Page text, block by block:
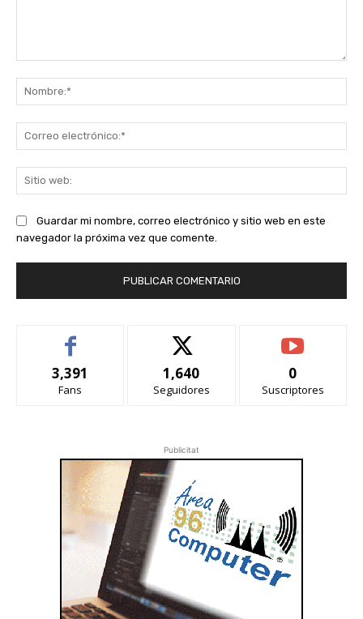
Guardar mi nombre, correo electrónico y sitio web en este
navegador la próxima vez que comente.
3,391
Fans
1,640
Seguidores
0
Suscriptores
Publicitat